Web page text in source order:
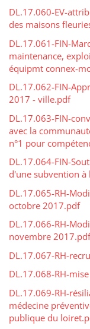
DL.17.060-EV-
des maisons
DL.17.061-FIN-
maintenance,
équipmt connex-
DL.17.062-FIN-
2017 - ville.pdf
DL.17.063-FIN-
avec la
n°1 pour
DL.17.064-FIN-
d'une subvention
DL.17.065-RH-
octobre 2017.pdf
DL.17.066-RH-
novembre 2017.pdf
DL.17.067-RH-
DL.17.068-RH-
DL.17.069-RH-
médecine
publique du